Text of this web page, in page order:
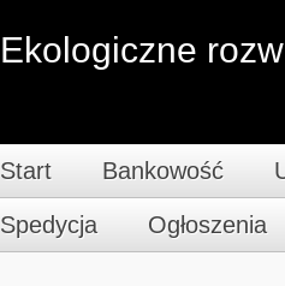
Ekologiczne
Start Bankowość
Spedycja Ogłoszenia